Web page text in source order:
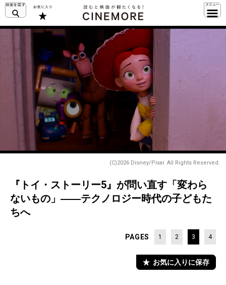
(C)2026 Disney/Pixar. All Rights Reserved.
『トイ・ストーリー5』が問い直す「変わら
ないもの」――テクノロジー時代の子どもた
ちへ
PAGES 1 2 3 4
お気に入りに保存